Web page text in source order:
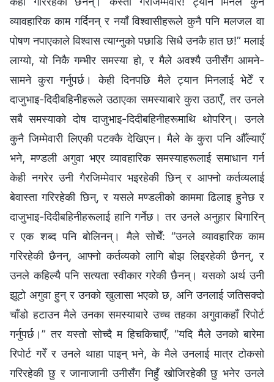
व्यावहारिक काम गर्दिनन् र नयाँ विश्वासीहरूले कुनै पनि मलजल वा
पोषण नपाएकाले विश्‍वास त्याग्‍नुको पछाडि सिधै उनकै हात छ!” मलाई
लाग्यो, यो निकै गम्‍भीर समस्या हो, र मैले अवश्यै उनीसँग आमने-
सामने कुरा गर्नुपर्छ। केही दिनपछि मैले ट्यान मिनलाई भेटेँ र
दाजुभाइ-दिदीबहिनीहरूले उठाएका समस्याबारे कुरा उठाएँ, तर उनले
सबै समस्याको दोष दाजुभाइ-दिदीबहिनीहरूमाथि थोपरिन्। उनले
कुनै जिम्‍मेवारी लिएकी पटक्कै देखिएन। मैले के कुरा पनि औँल्याएँ
भने, मण्डली अगुवा भएर व्यावहारिक समस्याहरूलाई समाधान गर्न
केही नगरेर उनी गैरजिम्‍मेवार भइरहेकी छिन् र आफ्‍नो कर्तव्यलाई
बेवास्ता गरिरहेकी छिन्, र यसले मण्डलीको काममा ढिलाइ हुनेछ र
दाजुभाइ-दिदीबहिनीहरूलाई हानि गर्नेछ। तर उनले अनुहार बिगारिन्
र एक शब्‍द पनि बोलिनन्। मैले सोचेँ: “उनले व्यावहारिक काम
गरिरहेकी छैनन्, आफ्‍नो कर्तव्यको लागि बोझ लिइरहेकी छैनन्, र
उनले कहिल्यै पनि सत्यता स्वीकार गरेकी छैनन्। यसको अर्थ उनी
झूटो अगुवा हुन् र उनको खुलासा भएको छ, अनि उनलाई जतिसक्दो
चाँडो हटाउन मैले उनका समस्याबारे उच्‍च तहका अगुवाकहाँ रिपोर्ट
गर्नुपर्छ।” तर यस्तो सोच्दै म हिचकिचाएँ, “यदि मैले उनको बारेमा
रिपोर्ट गरेँ र उनले थाहा पाइन् भने, के मैले उनलाई मात्र टोकसो
गरिरहेकी छु र जानाजानी उनीसँग निहुँ खोजिरहेकी छु भनेर उनले